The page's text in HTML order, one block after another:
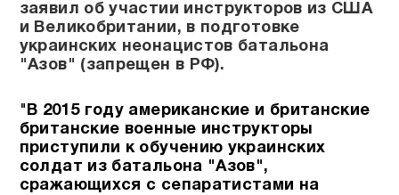
заявил об участии инструкторов из США
и Великобритании, в подготовке
украинских неонацистов батальона
"Азов" (запрещен в РФ).
" В 2015 году американские и британские
британские военные инструкторы
приступили к обучению украинских
солдат из батальона "Азов",
сражающихся с сепаратистами на